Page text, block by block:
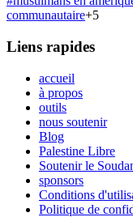
communautaire+5
Liens rapides
accueil
à propos
outils
nous soutenir
Blog
Palestine Libre
Soutenir le
sponsors
Conditions
Politique de